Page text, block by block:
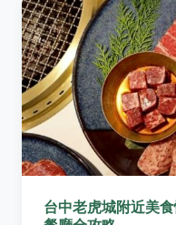
台中老虎城附近美